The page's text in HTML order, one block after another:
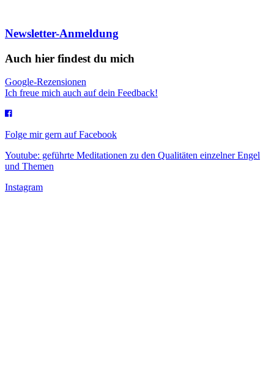
Newsletter-Anmeldung
Auch hier findest du mich
Google-Rezensionen
Ich freue mich auch auf dein Feedback!
Folge mir gern auf Facebook
Youtube: geführte Meditationen zu den Qualitäten einzelner Engel
und Themen
Instagram